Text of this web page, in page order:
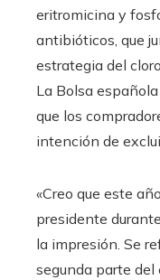
eritromicina y
antibióticos, que
estrategia del
La Bolsa
que los
intención de
«Creo que este
presidente
la impresión. Se
segunda parte del